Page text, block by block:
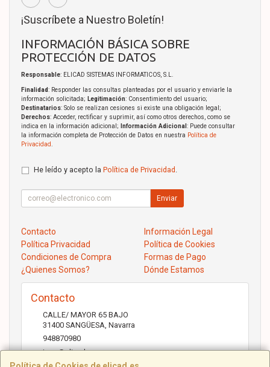
¡Suscríbete a Nuestro Boletín!
INFORMACIÓN BÁSICA SOBRE
PROTECCIÓN DE DATOS
Responsable: ELICAD SISTEMAS INFORMATICOS, S.L.
Finalidad: Responder las consultas planteadas por el usuario y enviarle la
información solicitada; Legitimación: Consentimiento del usuario;
Destinatarios: Solo se realizan cesiones si existe una obligación legal;
Derechos: Acceder, rectificar y suprimir, así como otros derechos, como se
indica en la información adicional;
Información Adicional : Puede consultar
la información completa de Protección de Datos en nuestra Política de
Privacidad.
He leído y acepto la Política de Privacidad .
Enviar
Contacto
Información Legal
Política Privacidad
Política de Cookies
Condiciones de Compra
Formas de Pago
¿Quienes Somos?
Dónde Estamos
Contacto
CALLE/ MAYOR 65 BAJO
31400 SANGÜESA, Navarra
948870980
jose@elicad.com